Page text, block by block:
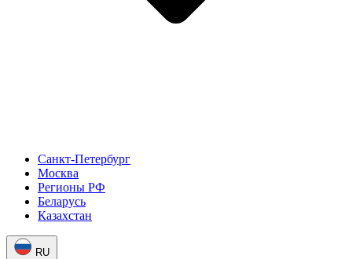
Санкт-Петербург
Москва
Регионы РФ
Беларусь
Казахстан
RU